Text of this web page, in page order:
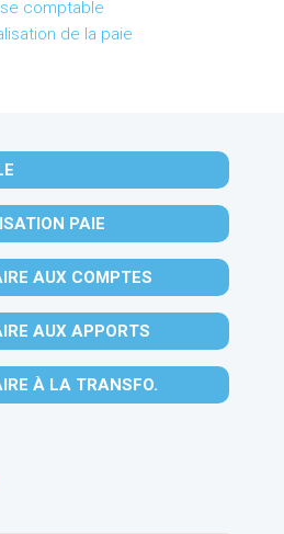
comptable
de la paie
PAIE
AUX COMPTES
AUX APPORTS
À LA TRANSFO.